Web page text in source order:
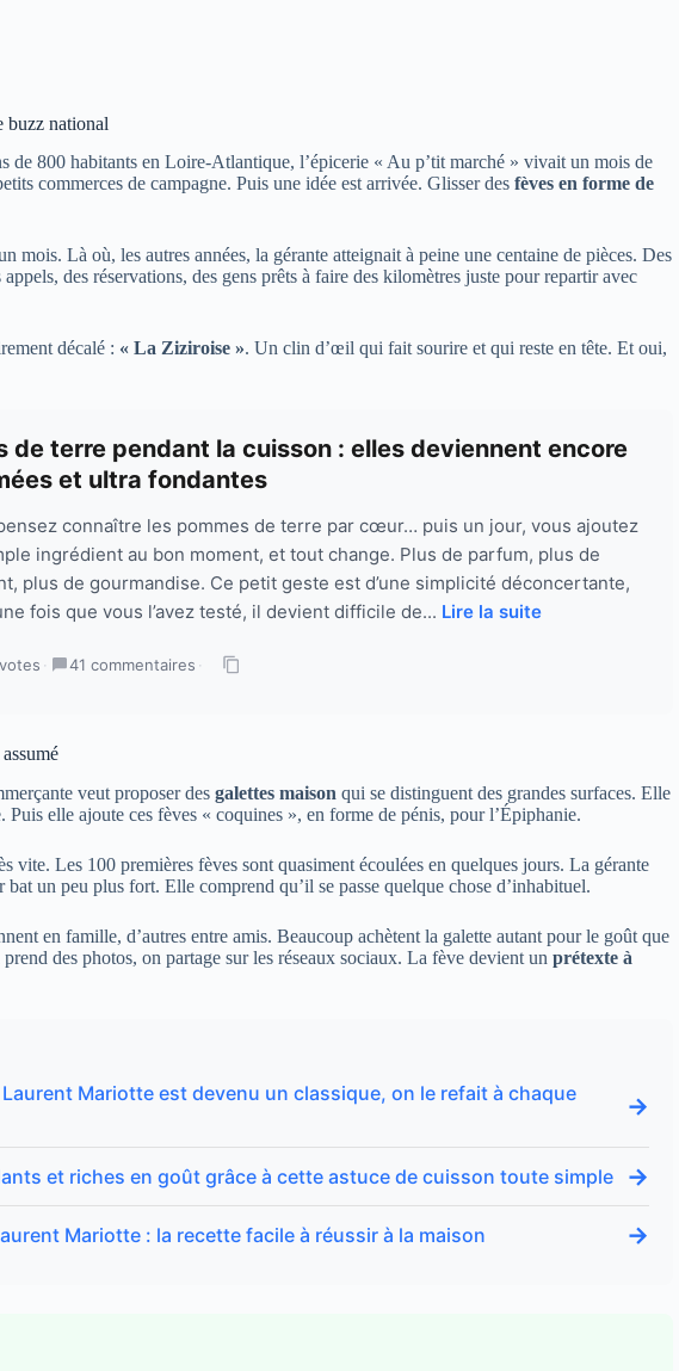
buzz national
800 habitants en Loire-Atlantique, l’épicerie « Au p’tit marché » vivait un mois de
commerces de campagne. Puis une idée est arrivée. Glisser des fèves en forme de
mois. Là où, les autres années, la gérante atteignait à peine une centaine de pièces. Des
des réservations, des gens prêts à faire des kilomètres juste pour repartir avec
décalé : « La Ziziroise ». Un clin d’œil qui fait sourire et qui reste en tête. Et oui,
de terre pendant la cuisson : elles deviennent encore
et ultra fondantes
connaître les pommes de terre par cœur… puis un jour, vous ajoutez
ingrédient au bon moment, et tout change. Plus de parfum, plus de
plus de gourmandise. Ce petit geste est d’une simplicité déconcertante,
fois que vous l’avez testé, il devient difficile de... Lire la suite
· 41 commentaires ·
veut proposer des galettes maison qui se distinguent des grandes surfaces. Elle
elle ajoute ces fèves « coquines », en forme de pénis, pour l’Épiphanie.
vite. Les 100 premières fèves sont quasiment écoulées en quelques jours. La gérante
un peu plus fort. Elle comprend qu’il se passe quelque chose d’inhabituel.
en famille, d’autres entre amis. Beaucoup achètent la galette autant pour le goût que
des photos, on partage sur les réseaux sociaux. La fève devient un prétexte à
Mariotte est devenu un classique, on le refait à chaque
→
et riches en goût grâce à cette astuce de cuisson toute simple →
Mariotte : la recette facile à réussir à la maison →